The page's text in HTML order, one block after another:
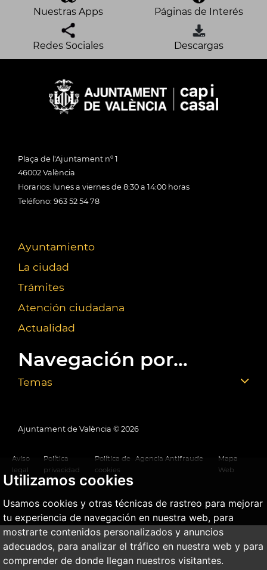
Utilizamos cookies
Usamos cookies y otras técnicas de rastreo para mejorar
tu experiencia de navegación en nuestra web, para
mostrarte contenidos personalizados y anuncios
adecuados, para analizar el tráfico en nuestra web y para
comprender de donde llegan nuestros visitantes.
Nuestras Apps Páginas de Interés
Redes Sociales Descargas
Plaça de l'Ajuntament nº 1
46002 València
Horarios: lunes a viernes de 8:30 a 14:00 horas
Teléfono: 963 52 54 78
Ayuntamiento
La ciudad
Trámites
Atención ciudadana
Actualidad
Navegación por...
Temas
Ajuntament de València © 2026
Aviso
legal
Política
privacidad
Política de
cookies
Agencia Antifraude
Mapa
Web